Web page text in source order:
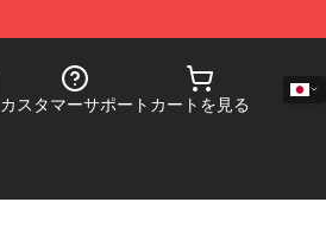
カスタマーサポート カートを見る